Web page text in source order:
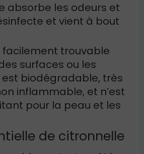
absorbe les odeurs et
et vient à bout
facilement trouvable
surfaces ou les
biodégradable, très
inflammable, et n’est
pour la peau et les
de citronnelle